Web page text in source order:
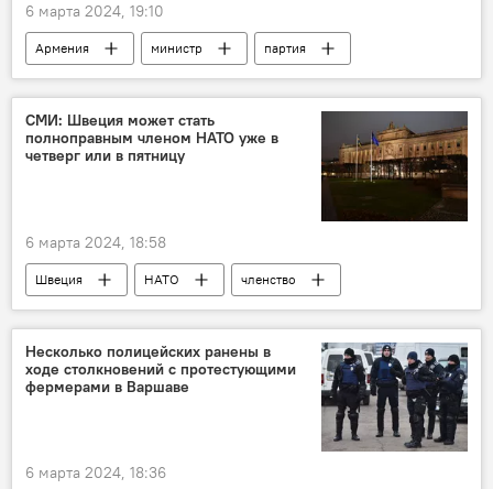
6 марта 2024, 19:10
Армения министр
партия
Политика
Новости Армения
СМИ: Швеция может стать
полноправным членом НАТО уже в
четверг или в пятницу
6 марта 2024, 18:58
Швеция НАТО
членство
В мире
Несколько полицейских ранены в
ходе столкновений с протестующими
фермерами в Варшаве
6 марта 2024, 18:36